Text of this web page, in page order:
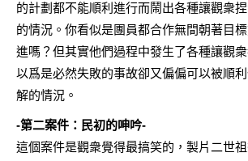
的計劃都不能順利進行而鬧出各種讓觀衆
的情況。你看似是團員都合作無間朝著目
進嗎？但其實他們過程中發生了各種讓觀
以爲是必然失敗的事故卻又偏偏可以被順
解的情況。
-第二案件：民初的呻吟-
這個案件是觀衆覺得最搞笑的，製片二世